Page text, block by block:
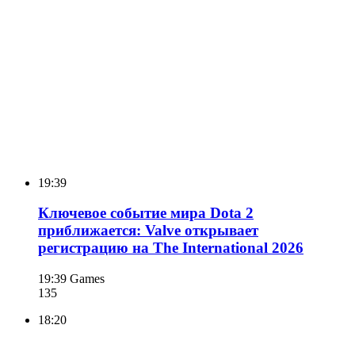
19:39
Ключевое событие мира Dota 2
приближается: Valve открывает
регистрацию на The International 2026
19:39 Games
135
18:20